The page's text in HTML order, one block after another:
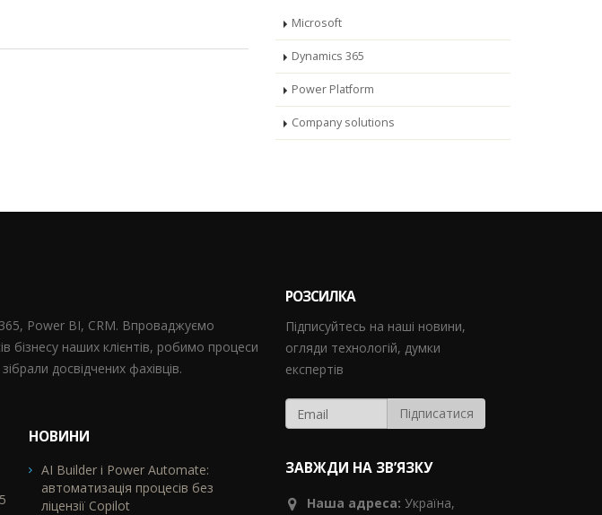
Microsoft
Dynamics 365
Power Platform
Company solutions
Power BI, CRM. Впроваджуємо
бізнесу наших клієнтів, робимо процеси
досвідчених фахівців.
НОВИНИ
AI Builder і Power Automate:
автоматизація процесів без
ліцензії Copilot
РОЗСИЛКА
Підписуйтесь на наші новини,
огляди технологій, думки
експертів
ЗАВЖДИ НА ЗВ’ЯЗКУ
Наша адреса: Україна,